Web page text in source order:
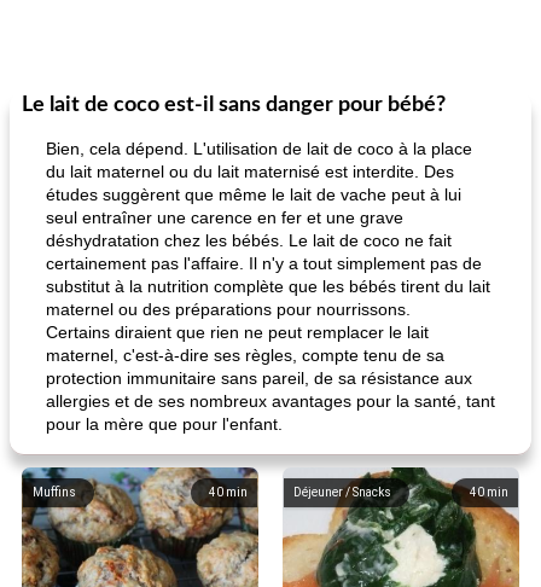
Le lait de coco est-il sans danger pour bébé?
Bien, cela dépend. L'utilisation de lait de coco à la place
du lait maternel ou du lait maternisé est interdite. Des
études suggèrent que même le lait de vache peut à lui
seul entraîner une carence en fer et une grave
déshydratation chez les bébés. Le lait de coco ne fait
certainement pas l'affaire. Il n'y a tout simplement pas de
substitut à la nutrition complète que les bébés tirent du lait
maternel ou des préparations pour nourrissons.
Certains diraient que rien ne peut remplacer le lait
maternel, c'est-à-dire ses règles, compte tenu de sa
protection immunitaire sans pareil, de sa résistance aux
allergies et de ses nombreux avantages pour la santé, tant
pour la mère que pour l'enfant.
40 min
Muffins 40 min
Déjeuner / Snacks